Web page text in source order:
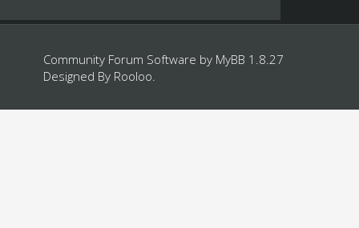
Community Forum Software by MyBB 1.8.27
Designed By Rooloo.